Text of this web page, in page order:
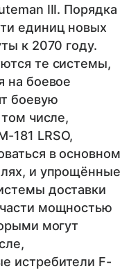
III. Порядка
единиц новых
к 2070 году.
те системы,
на боевое
боевую
числе,
181 LRSO,
в основном
и упрощённые
доставки
мощностью
могут
истребители F-